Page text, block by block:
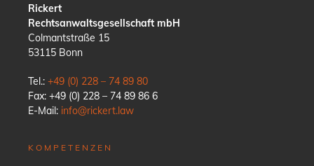
Rickert
Rechtsanwaltsgesellschaft mbH
Colmantstraße 15
53115 Bonn
Tel.: +49 (0) 228 – 74 89 80
Fax: +49 (0) 228 – 74 89 86 6
E-Mail: info@rickert.law
KOMPETENZEN